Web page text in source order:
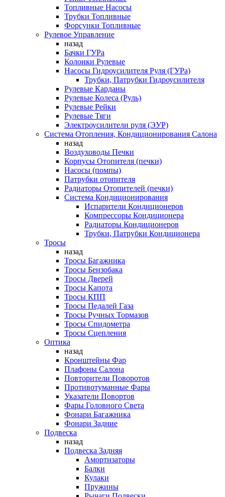
Топливные Насосы
Трубки Топливные
Форсунки Топливные
Рулевое Управление
назад
Бачки ГУРа
Колонки Рулевые
Насосы Гидроусилителя Руля (ГУРа)
Трубки, Патрубки Гидроусилителя
Рулевые Карданы
Рулевые Колеса (Руль)
Рулевые Рейки
Рулевые Тяги
Электроусилители руля (ЭУР)
Система Отопления, Кондиционирования Салона
назад
Воздуховоды Печки
Корпусы Отопителя (печки)
Насосы (помпы)
Патрубки отопителя
Радиаторы Отопителей (печки)
Система Кондиционирования
Испарители Кондиционеров
Компрессоры Кондиционера
Радиаторы Кондиционеров
Трубки, Патрубки Кондиционера
Тросы
назад
Тросы Багажника
Тросы Бензобака
Тросы Дверей
Тросы Капота
Тросы КПП
Тросы Педалей Газа
Тросы Ручных Тормазов
Тросы Спидометра
Тросы Сцепления
Оптика
назад
Кронштейны Фар
Плафоны Салона
Повторители Поворотов
Противотуманные Фары
Указатели Повортов
Фары Головного Света
Фонари Багажника
Фонари Задние
Подвеска
назад
Подвеска Задняя
Амортизаторы
Балки
Кулаки
Пружины